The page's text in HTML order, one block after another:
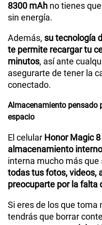
8300 mAh no tienes
sin energía.
Además, su tecnología
te permite recargar tu
minutos, así ante
asegurarte de tener la
conectado.
Almacenamiento pensado
espacio
El celular Honor Magic
almacenamiento
interna mucho más
todas tus fotos, videos,
preocuparte por la falta
Si eres de los que toma
tendrás que borrar